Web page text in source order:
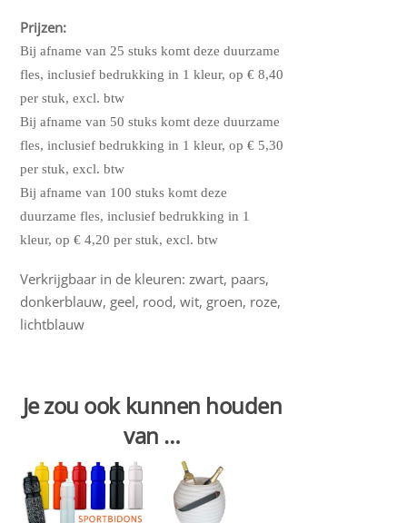
Prijzen:
Bij afname van 25 stuks komt deze duurzame
fles, inclusief bedrukking in 1 kleur, op € 8,40
per stuk, excl. btw
Bij afname van 50 stuks komt deze duurzame
fles, inclusief bedrukking in 1 kleur, op € 5,30
per stuk, excl. btw
Bij afname van 100 stuks komt deze
duurzame fles, inclusief bedrukking in 1
kleur, op € 4,20 per stuk, excl. btw
Verkrijgbaar in de kleuren: zwart, paars,
donkerblauw, geel, rood, wit, groen, roze,
lichtblauw
Je zou ook kunnen houden
van …